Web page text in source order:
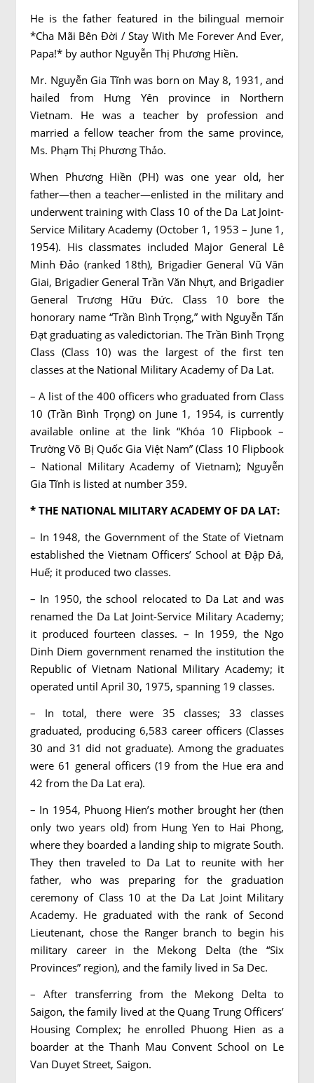
He is the father featured in the bilingual memoir
*Cha Mãi Bên Đời / Stay With Me Forever And Ever,
Papa!* by author Nguyễn Thị Phương Hiền.
Mr. Nguyễn Gia Tĩnh was born on May 8, 1931, and
hailed from Hưng Yên province in Northern
Vietnam. He was a teacher by profession and
married a fellow teacher from the same province,
Ms. Phạm Thị Phương Thảo.
When Phương Hiền (PH) was one year old, her
father—then a teacher—enlisted in the military and
underwent training with Class 10 of the Da Lat Joint-
Service Military Academy (October 1, 1953 – June 1,
1954). His classmates included Major General Lê
Minh Đảo (ranked 18th), Brigadier General Vũ Văn
Giai, Brigadier General Trần Văn Nhựt, and Brigadier
General Trương Hữu Đức. Class 10 bore the
honorary name “Trần Bình Trọng,” with Nguyễn Tấn
Đạt graduating as valedictorian. The Trần Bình Trọng
Class (Class 10) was the largest of the first ten
classes at the National Military Academy of Da Lat.
– A list of the 400 officers who graduated from Class
10 (Trần Bình Trọng) on ​​June 1, 1954, is currently
available online at the link “Khóa 10 Flipbook –
Trường Võ Bị Quốc Gia Việt Nam” (Class 10 Flipbook
– National Military Academy of Vietnam); Nguyễn
Gia Tĩnh is listed at number 359.
* THE NATIONAL MILITARY ACADEMY OF DA LAT:
– In 1948, the Government of the State of Vietnam
established the Vietnam Officers’ School at Đập Đá,
Huế; it produced two classes.
– In 1950, the school relocated to Da Lat and was
renamed the Da Lat Joint-Service Military Academy;
it produced fourteen classes. – In 1959, the Ngo
Dinh Diem government renamed the institution the
Republic of Vietnam National Military Academy; it
operated until April 30, 1975, spanning 19 classes.
– In total, there were 35 classes; 33 classes
graduated, producing 6,583 career officers (Classes
30 and 31 did not graduate). Among the graduates
were 61 general officers (19 from the Hue era and
42 from the Da Lat era).
– In 1954, Phuong Hien’s mother brought her (then
only two years old) from Hung Yen to Hai Phong,
where they boarded a landing ship to migrate South.
They then traveled to Da Lat to reunite with her
father, who was preparing for the graduation
ceremony of Class 10 at the Da Lat Joint Military
Academy. He graduated with the rank of Second
Lieutenant, chose the Ranger branch to begin his
military career in the Mekong Delta (the “Six
Provinces” region), and the family lived in Sa Dec.
– After transferring from the Mekong Delta to
Saigon, the family lived at the Quang Trung Officers’
Housing Complex; he enrolled Phuong Hien as a
boarder at the Thanh Mau Convent School on Le
Van Duyet Street, Saigon.